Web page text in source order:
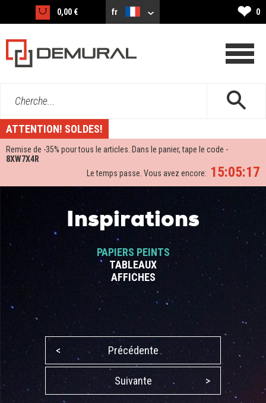
0,00 € fr ❤ 0
Cherche...
ATTENTION! SOLDES!
Remise de -35% pour tous le articles. Dans le panier, tape le code -
8XW7X4R
15:05:17
Le temps passe. Vous avez encore:
Inspirations
PAPIERS PEINTS
TABLEAUX
AFFICHES
< Précédente
Suivante >